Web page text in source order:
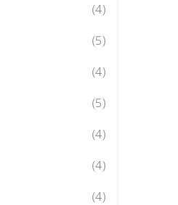
(4)
(5)
(4)
(5)
(4)
(4)
(4)